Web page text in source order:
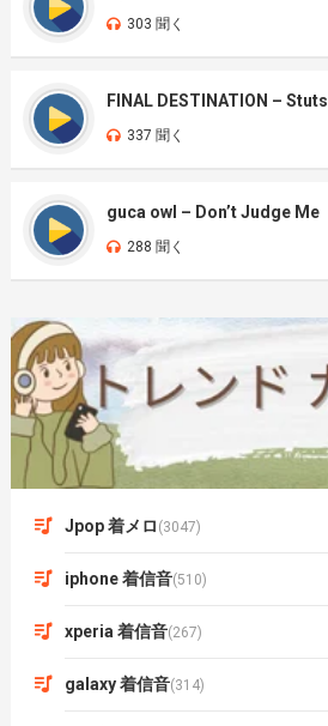
303 聞く
FINAL DESTINATION – Stuts
337 聞く
guca owl – Don’t Judge Me
288 聞く
Jpop 着メロ (3047)
iphone 着信音(510)
xperia 着信音(267)
galaxy 着信音(314)